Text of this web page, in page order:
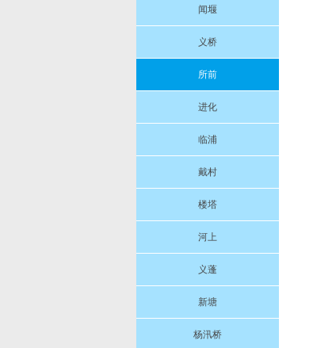
闻堰
义桥
所前
进化
临浦
戴村
楼塔
河上
义蓬
新塘
杨汛桥